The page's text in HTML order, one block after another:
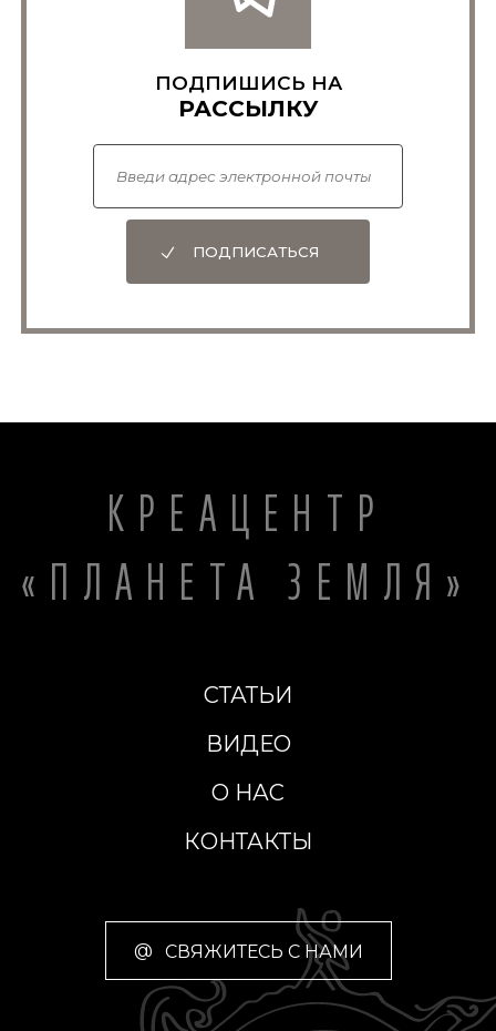
ПОДПИШИСЬ НА
РАССЫЛКУ
ПОДПИСАТЬСЯ
КРЕАЦЕНТР
«ПЛАНЕТА ЗЕМЛЯ»
СТАТЬИ
ВИДЕО
О НАС
КОНТАКТЫ
@ СВЯЖИТЕСЬ С НАМИ